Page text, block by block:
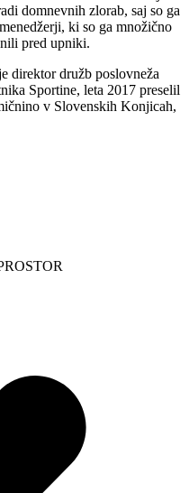
domnevnih zlorab, saj so ga
ki so ga množično
pred upniki.
direktor družb poslovneža
Sportine, leta 2017 preselil
v Slovenskih Konjicah,